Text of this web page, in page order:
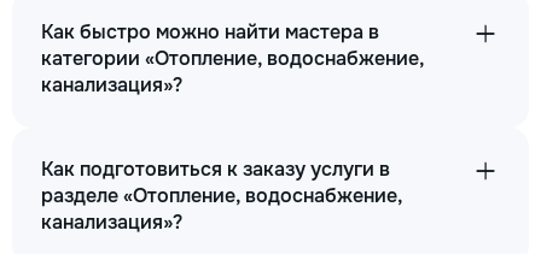
Как быстро можно найти мастера в
категории «Отопление, водоснабжение,
канализация»?
Как подготовиться к заказу услуги в
разделе «Отопление, водоснабжение,
канализация»?